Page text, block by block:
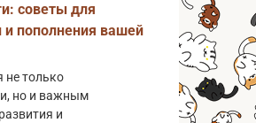
советы для
и пополнения вашей
не только
но и важным
и